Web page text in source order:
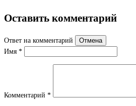
Оставить комментарий
Ответ на комментарий
Отмена
Имя *
Комментарий *